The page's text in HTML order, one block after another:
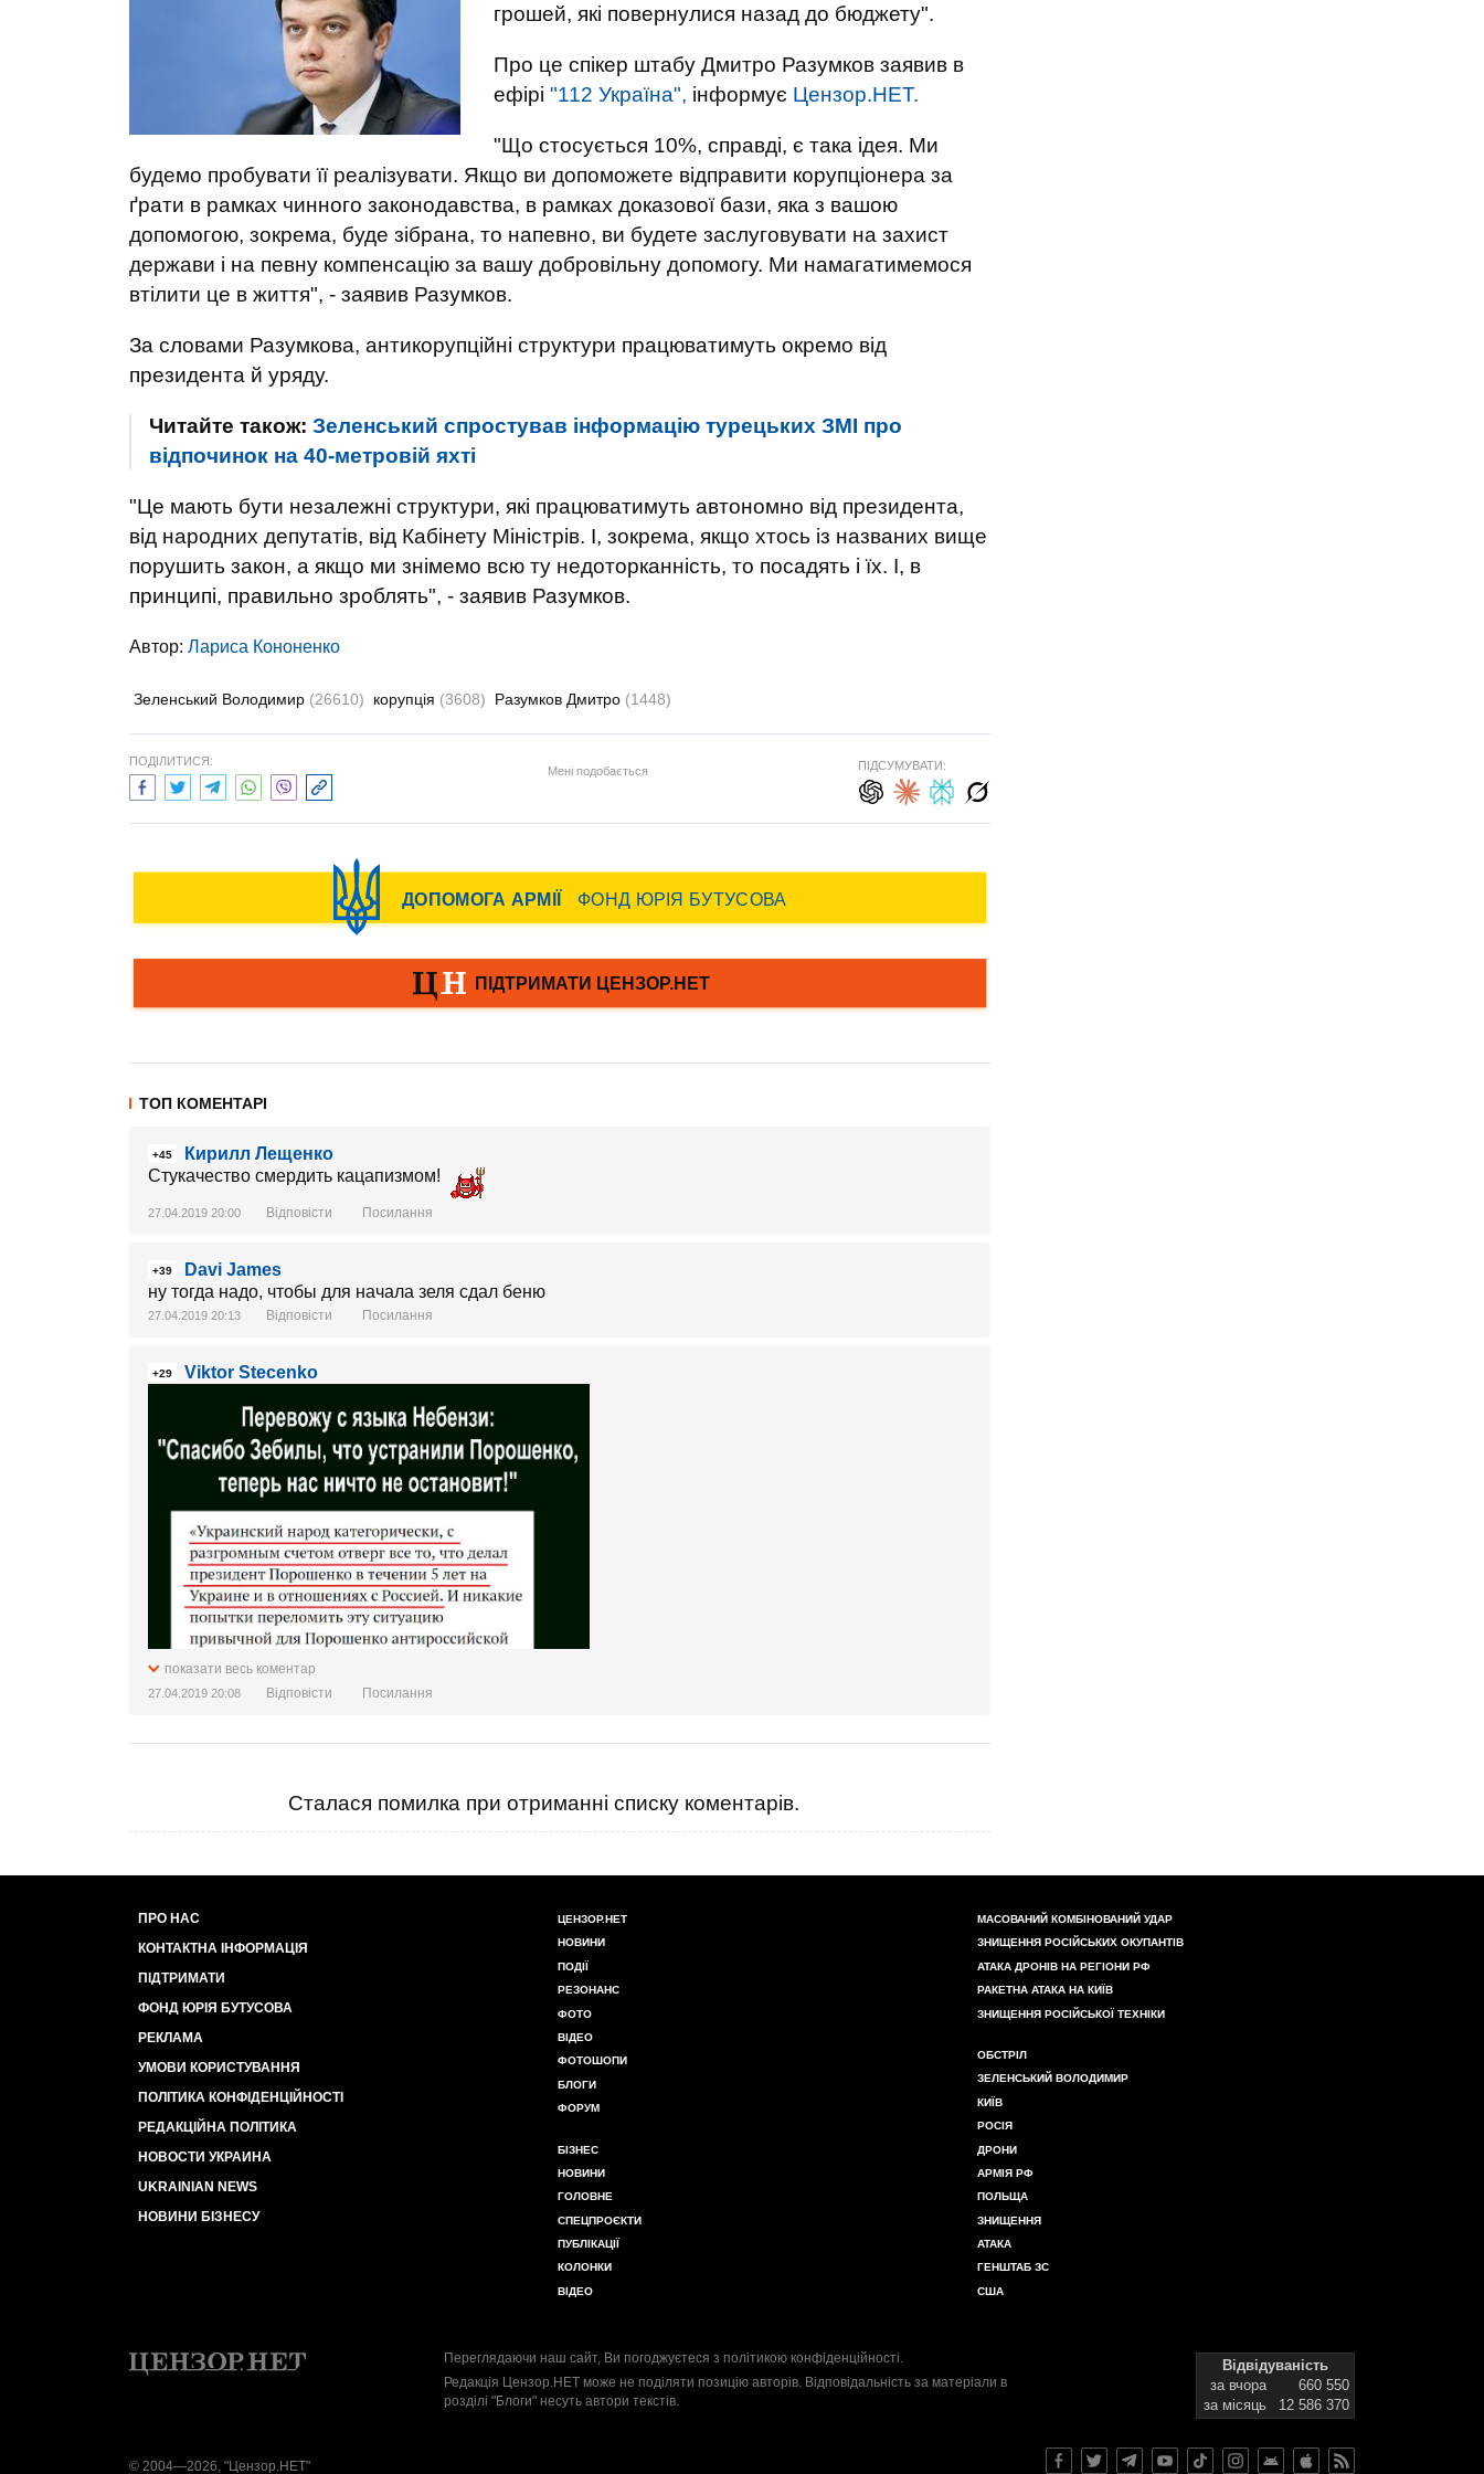
грошей, які повернулися назад до бюджету".
Про це спікер штабу Дмитро Разумков заявив в
ефірі "112 Україна", інформує Цензор.НЕТ.
"Що стосується 10%, справді, є така ідея. Ми
будемо пробувати її реалізувати. Якщо ви допоможете відправити корупціонера за
ґрати в рамках чинного законодавства, в рамках доказової бази, яка з вашою
допомогою, зокрема, буде зібрана, то напевно, ви будете заслуговувати на захист
держави і на певну компенсацію за вашу добровільну допомогу. Ми намагатимемося
втілити це в життя", - заявив Разумков.
За словами Разумкова, антикорупційні структури працюватимуть окремо від
президента й уряду.
Читайте також: Зеленський спростував інформацію турецьких ЗМІ про
відпочинок на 40-метровій яхті
"Це мають бути незалежні структури, які працюватимуть автономно від президента,
від народних депутатів, від Кабінету Міністрів. І, зокрема, якщо хтось із названих вище
порушить закон, а якщо ми знімемо всю ту недоторканність, то посадять і їх. І, в
принципі, правильно зроблять", - заявив Разумков.
Автор: Лариса Кононенко
Зеленський Володимир (26610) корупція (3608) Разумков Дмитро (1448)
ПОДІЛИТИСЯ:
Мені подобається ПІДСУМУВАТИ:
ТОП КОМЕНТАРІ
+45
Кирилл Лещенко
Стукачество смердить кацапизмом!
27.04.2019 20:00 Відповісти Посилання
+39
Davi James
ну тогда надо, чтобы для начала зеля сдал беню
27.04.2019 20:13 Відповісти Посилання
+29 Viktor Stecenko
показати весь коментар
27.04.2019 20:08 Відповісти Посилання
Сталася помилка при отриманні списку коментарів.
ПРО НАС
КОНТАКТНА ІНФОРМАЦІЯ
ПІДТРИМАТИ
ФОНД ЮРІЯ БУТУСОВА
РЕКЛАМА
УМОВИ КОРИСТУВАННЯ
ПОЛІТИКА КОНФІДЕНЦІЙНОСТІ
РЕДАКЦІЙНА ПОЛІТИКА
НОВОСТИ УКРАИНА
UKRAINIAN NEWS
НОВИНИ БІЗНЕСУ
ЦЕНЗОР.НЕТ
НОВИНИ
ПОДІЇ
РЕЗОНАНС
ФОТО
ВІДЕО
ФОТОШОПИ
БЛОГИ
ФОРУМ
БІЗНЕС
НОВИНИ
ГОЛОВНЕ
СПЕЦПРОЄКТИ
ПУБЛІКАЦІЇ
КОЛОНКИ
ВІДЕО
МАСОВАНИЙ КОМБІНОВАНИЙ УДАР
ЗНИЩЕННЯ РОСІЙСЬКИХ ОКУПАНТІВ
АТАКА ДРОНІВ НА РЕГІОНИ РФ
РАКЕТНА АТАКА НА КИЇВ
ЗНИЩЕННЯ РОСІЙСЬКОЇ ТЕХНІКИ
ОБСТРІЛ
ЗЕЛЕНСЬКИЙ ВОЛОДИМИР
КИЇВ
РОСІЯ
ДРОНИ
АРМІЯ РФ
ПОЛЬЩА
ЗНИЩЕННЯ
АТАКА
ГЕНШТАБ ЗС
США
Переглядаючи наш сайт, Ви погоджуєтеся з політикою конфіденційності.
Редакція Цензор.НЕТ може не поділяти позицію авторів. Відповідальність за матеріали в
розділі "Блоги" несуть автори текстів.
Відвідуваність
за вчора
660 550
за місяць
12 586 370
© 2004—2026, "Цензор.НЕТ"